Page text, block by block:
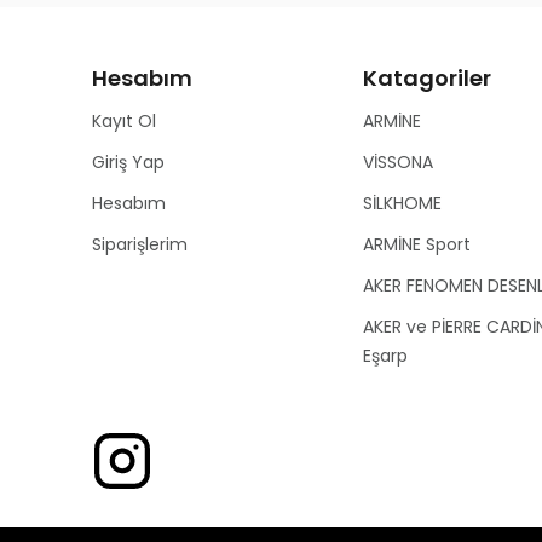
Hesabım
Kayıt Ol
Giriş Yap
Hesabım
Siparişlerim
Katagoriler
ARMİNE
VİSSONA
SİLKHOME
ARMİNE Sport
AKER FENOMEN
AKER ve PİERRE
Eşarp